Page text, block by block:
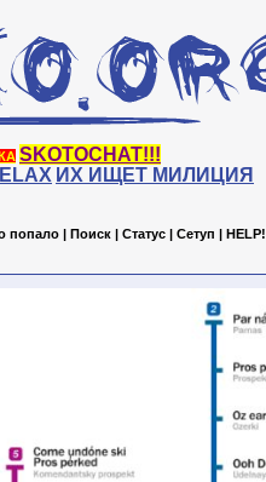
SKOTOCHAT!!!
ИХ ИЩЕТ МИЛИЦИЯ
попало | Поиск | Статус | Сетуп | HELP!